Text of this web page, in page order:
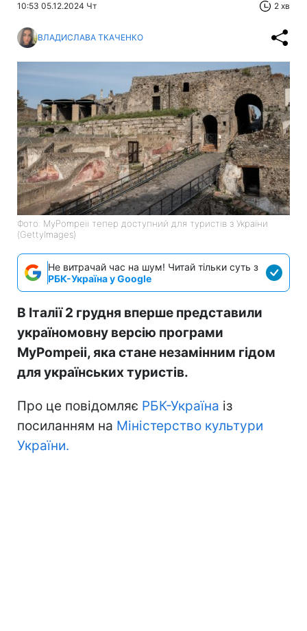
10:53 05.12.2024 Чт 2 хв
ВЛАДИСЛАВА ТКАЧЕНКО
Фото: MyPompeii тепер доступний для туристів з України
(GettyImages)
Не витрачай час на шум! Читай тільки суть з
РБК-Україна у Google
В Італії 2 грудня вперше представили
україномовну версію програми
MyPompeii, яка стане незамінним гідом
для українських туристів.
Про це повідомляє РБК-Україна із
посиланням на Міністерство культури
України.